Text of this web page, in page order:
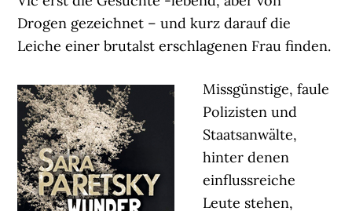
Drogen gezeichnet – und kurz darauf die
Leiche einer brutalst erschlagenen Frau finden.
Missgünstige, faule
Polizisten und
Staatsanwälte,
hinter denen
einflussreiche
Leute stehen,